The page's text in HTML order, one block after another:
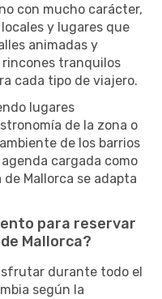
con mucho carácter,
y lugares que
animadas y
tranquilos
cada tipo de viajero.
lugares
de la zona o
de los barrios
cargada como
Mallorca se adapta
para reservar
Mallorca?
durante todo el
según la